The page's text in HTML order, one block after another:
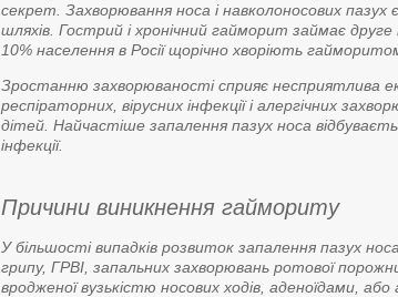
секрет. Захворювання носа і навколоносових
шляхів. Гострий і хронічний гайморит займає
10% населення в Росії щорічно хворіють
Зростанню захворюваності сприяє несприятлива
респіраторних, вірусних інфекції і алергічних
дітей. Найчастіше запалення пазух носа
інфекції.
Причини виникнення гаймориту
У більшості випадків розвиток запалення пазух
грипу, ГРВІ, запальних захворювань ротової
вродженої вузькістю носових ходів, аденоїдами,